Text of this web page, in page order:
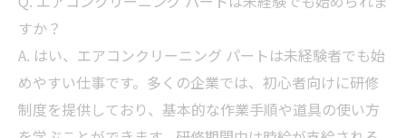
すか？
A. はい、エアコンクリーニング パートは未経験者でも始
めやすい仕事です。多くの企業では、初心者向けに研修
制度を提供しており、基本的な作業手順や道具の使い方